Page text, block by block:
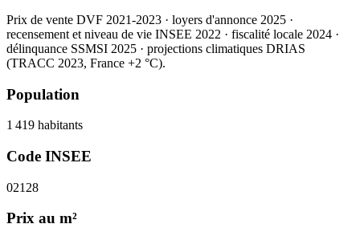
Prix de vente DVF 2021-2023 · loyers d'annonce 2025 ·
recensement et niveau de vie INSEE 2022 · fiscalité locale 2024 ·
délinquance SSMSI 2025 · projections climatiques DRIAS
(TRACC 2023, France +2 °C).
Population
1 419 habitants
Code INSEE
02128
Prix au m²